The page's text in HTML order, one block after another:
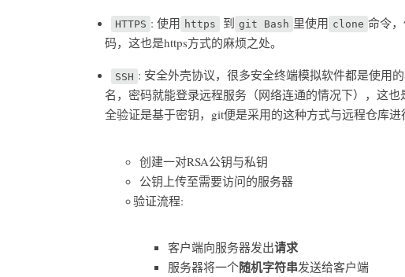
HTTPS : 使用 https 到 git Bash 里使用 clone 命令
码，这也是https方式的麻烦之处。
SSH : 安全外壳协议，很多安全终端模拟软件都是使用
名，密码就能登录远程服务（网络连通的情况下），这
全验证是基于密钥，git便是采用的这种方式与远程仓库进
创建一对RSA公钥与私钥
公钥上传至需要访问的服务器
验证流程:
客户端向服务器发出请求
服务器将一个随机字符串发送给客户端